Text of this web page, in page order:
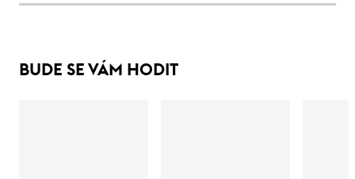
BUDE SE VÁM HODIT